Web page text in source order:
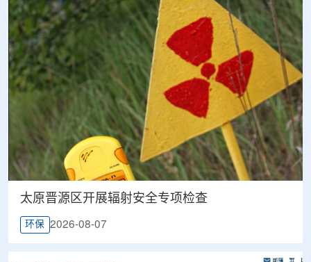
太原晋源区开展辐射安全专项检查
环保 2026-08-07